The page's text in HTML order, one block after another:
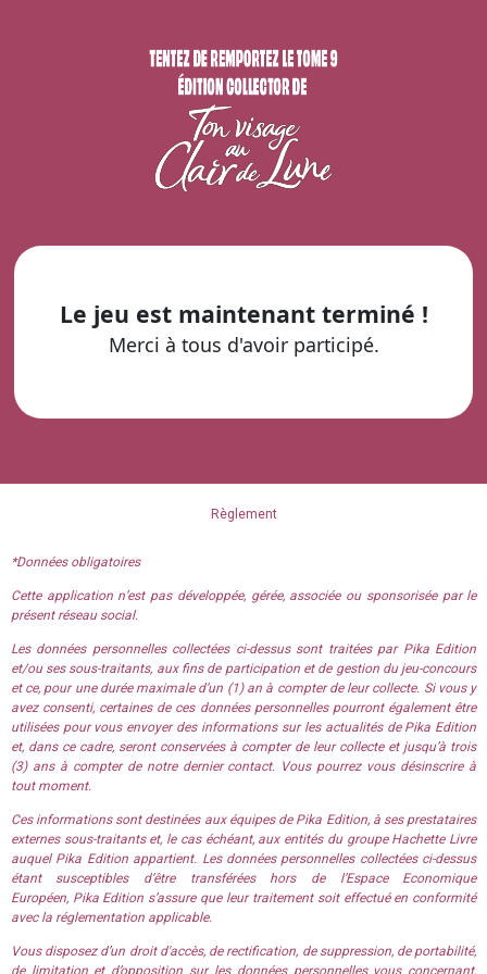
Le jeu est maintenant terminé !
Merci à tous d'avoir participé.
Règlement
*Données obligatoires
Cette application n’est pas développée, gérée, associée ou sponsorisée par le
présent réseau social.
Les données personnelles collectées ci-dessus sont traitées par Pika Edition
et/ou ses sous-traitants, aux fins de participation et de gestion du jeu-concours
et ce, pour une durée maximale d’un (1) an à compter de leur collecte. Si vous y
avez consenti, certaines de ces données personnelles pourront également être
utilisées pour vous envoyer des informations sur les actualités de Pika Edition
et, dans ce cadre, seront conservées à compter de leur collecte et jusqu’à trois
(3) ans à compter de notre dernier contact. Vous pourrez vous désinscrire à
tout moment.
Ces informations sont destinées aux équipes de Pika Edition, à ses prestataires
externes sous-traitants et, le cas échéant, aux entités du groupe Hachette Livre
auquel Pika Edition appartient. Les données personnelles collectées ci-dessus
étant susceptibles d’être transférées hors de l’Espace Economique
Européen, Pika Edition s’assure que leur traitement soit effectué en conformité
avec la réglementation applicable.
Vous disposez d’un droit d'accès, de rectification, de suppression, de portabilité,
de limitation et d’opposition sur les données personnelles vous concernant,